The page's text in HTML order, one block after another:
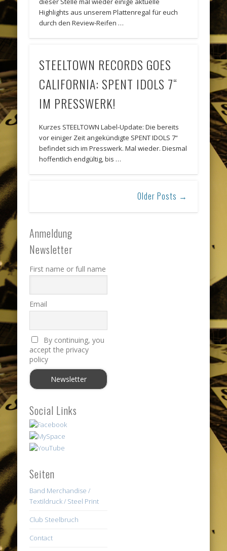
Highlights aus unserem Plattenregal für euch
durch den Review-Reifen …
STEELTOWN RECORDS GOES
CALIFORNIA: SPENT IDOLS 7“
IM PRESSWERK!
Kurzes STEELTOWN Label-Update: Die bereits
vor einiger Zeit angekündigte SPENT IDOLS 7“
befindet sich im Presswerk. Mal wieder. Diesmal
hoffentlich endgültig, bis …
Older Posts →
Anmeldung
Newsletter
First name or full name
Email
By continuing, you
accept the privacy
policy
Social Links
Seiten
Band Merchandise /
Textildruck / Steel Print
Club Steelbruch
Contact